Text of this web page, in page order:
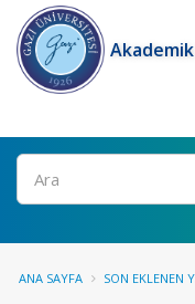
Ara
ANA SAYFA SON EKLENEN